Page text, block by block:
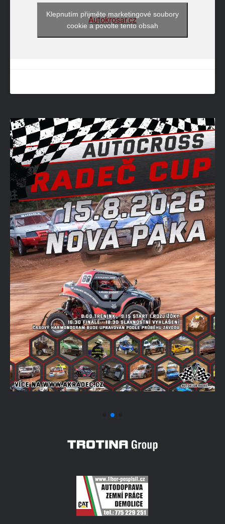
Autokrosar.cz
Klepnutím přijměte marketingové soubory
cookie a povolte tento obsah